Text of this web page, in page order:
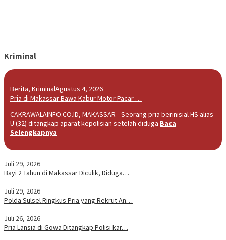
Kriminal
Berita, KriminalAgustus 4, 2026
Pria di Makassar Bawa Kabur Motor Pacar …
CAKRAWALAINFO.CO.ID, MAKASSAR-- Seorang pria berinisial HS alias
U (32) ditangkap aparat kepolisian setelah diduga Baca
Selengkapnya
Juli 29, 2026
Bayi 2 Tahun di Makassar Diculik, Diduga…
Juli 29, 2026
Polda Sulsel Ringkus Pria yang Rekrut An…
Juli 26, 2026
Pria Lansia di Gowa Ditangkap Polisi kar…